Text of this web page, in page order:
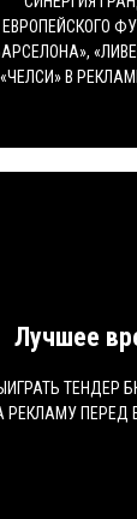
Политика
ЕВРОПЕЙСКОГО
«ЧЕЛСИ» В
Лучшее
ТЕНДЕР
РЕКЛАМУ ПЕРЕД